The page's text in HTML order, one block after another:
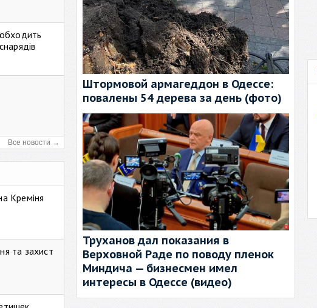
Все новости →
Креміня
та захист
Штормовой армагеддон в Одессе:
повалены 54 дерева за день (фото)
Труханов дал показания в
Верховной Раде по поводу пленок
Миндича — бизнесмен имел
интересы в Одессе (видео)